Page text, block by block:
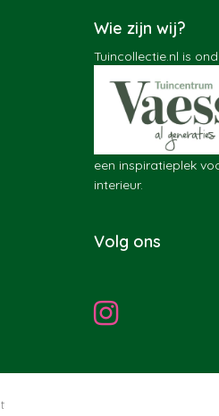
Wie zijn wij?
Tuincollectie.nl is
een inspiratieplek
interieur.
Volg ons